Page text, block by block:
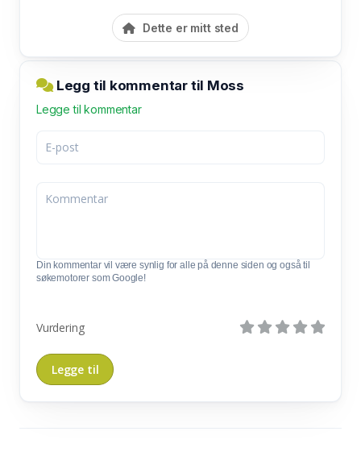
Dette er mitt sted
Legg til kommentar til Moss
Legge til kommentar
Din kommentar vil være synlig for alle på denne siden og også til
søkemotorer som Google!
Vurdering